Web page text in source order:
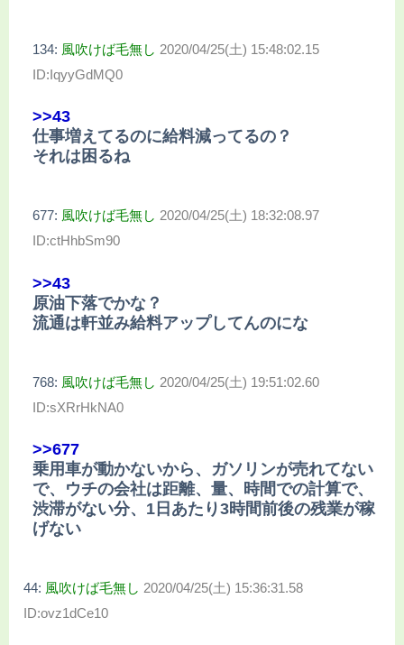
134: 風吹けば毛無し 2020/04/25(土) 15:48:02.15
ID:IqyyGdMQ0
>>43
仕事増えてるのに給料減ってるの？
それは困るね
677: 風吹けば毛無し 2020/04/25(土) 18:32:08.97
ID:ctHhbSm90
>>43
原油下落でかな？
流通は軒並み給料アップしてんのにな
768: 風吹けば毛無し 2020/04/25(土) 19:51:02.60
ID:sXRrHkNA0
>>677
乗用車が動かないから、ガソリンが売れてない
で、ウチの会社は距離、量、時間での計算で、
渋滞がない分、1日あたり3時間前後の残業が稼
げない
44: 風吹けば毛無し 2020/04/25(土) 15:36:31.58
ID:ovz1dCe10